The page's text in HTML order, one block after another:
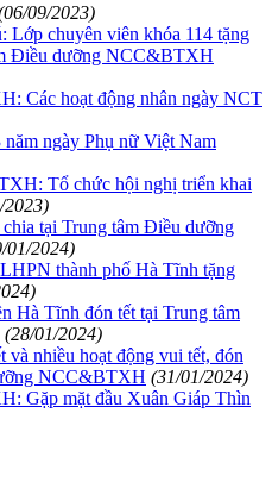
09/2023)
Lớp chuyên viên khóa 114 tặng
Điều dưỡng NCC&BTXH
Các hoạt động nhân ngày NCT
ngày Phụ nữ Việt Nam
Tổ chức hội nghị triển khai
2023)
tại Trung tâm Điều dưỡng
01/2024)
thành phố Hà Tĩnh tặng
Hà Tĩnh đón tết tại Trung tâm
(28/01/2024)
và nhiều hoạt động vui tết, đón
NCC&BTXH (31/01/2024)
Gặp mặt đầu Xuân Giáp Thìn